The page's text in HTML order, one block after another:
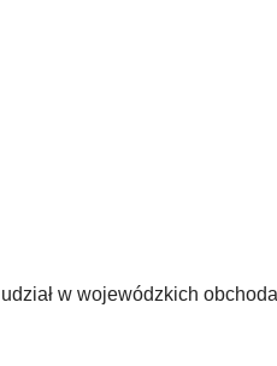
w wojewódzkich